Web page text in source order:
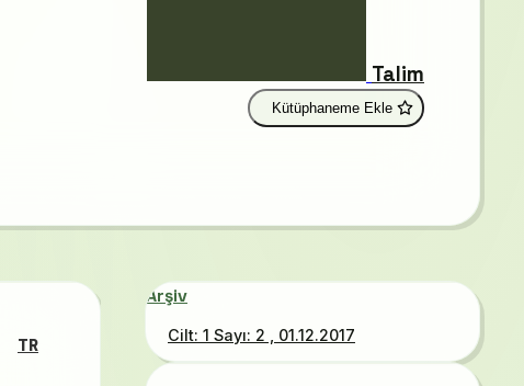
Talim
Kütüphaneme Ekle
TR
Arşiv
Cilt: 1 Sayı: 2 , 01.12.2017